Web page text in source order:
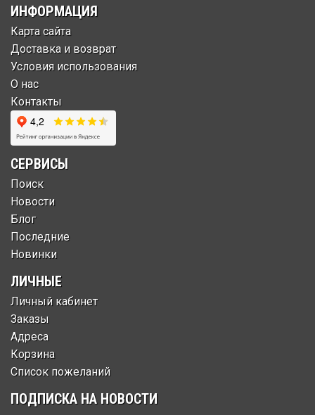
ИНФОРМАЦИЯ
Карта сайта
Доставка и возврат
Условия использования
О нас
Контакты
СЕРВИСЫ
Поиск
Новости
Блог
Последние
Новинки
ЛИЧНЫЕ
Личный кабинет
Заказы
Адреса
Корзина
Список пожеланий
ПОДПИСКА НА НОВОСТИ